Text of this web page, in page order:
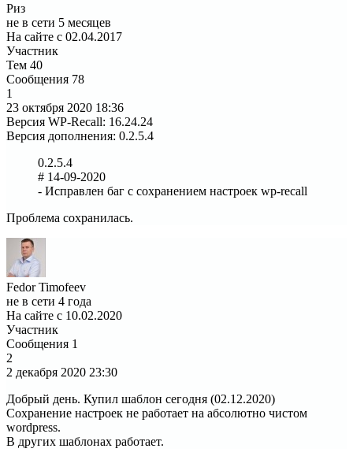
Риз
не в сети 5 месяцев
На сайте с 02.04.2017
Участник
Тем 40
Сообщения 78
1
23 октября 2020 18:36
Версия WP-Recall: 16.24.24
Версия дополнения: 0.2.5.4
0.2.5.4
# 14-09-2020
- Исправлен баг с сохранением настроек wp-recall
Проблема сохранилась.
Fedor Timofeev
не в сети 4 года
На сайте с 10.02.2020
Участник
Сообщения 1
2
2 декабря 2020 23:30
Добрый день. Купил шаблон сегодня (02.12.2020)
Сохранение настроек не работает на абсолютно чистом
wordpress.
В других шаблонах работает.